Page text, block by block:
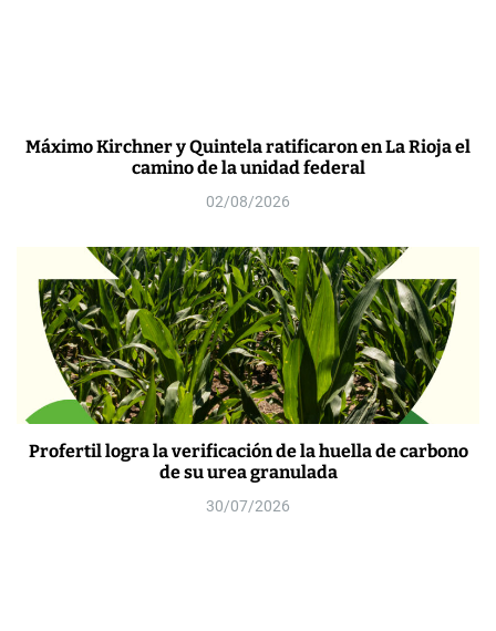
Máximo Kirchner y Quintela ratificaron en La Rioja el
camino de la unidad federal
02/08/2026
Profertil logra la verificación de la huella de carbono
de su urea granulada
30/07/2026